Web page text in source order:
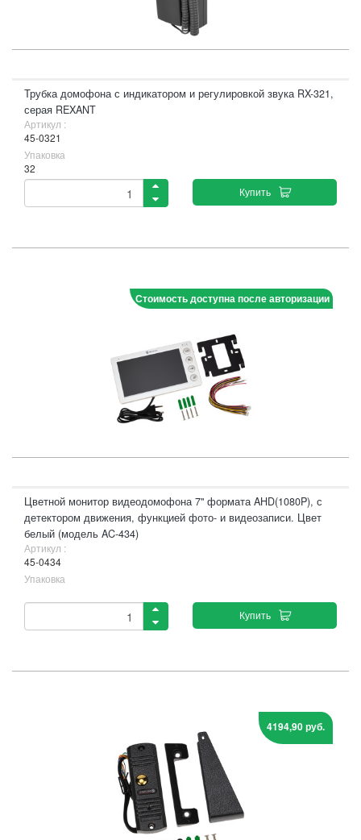
Трубка домофона с индикатором и регулировкой звука RX-321,
серая REXANT
Артикул :
45-0321
Упаковка
32
Купить
Стоимость доступна после авторизации
Цветной монитор видеодомофона 7" формата AHD(1080P), с
детектором движения, функцией фото- и видеозаписи. Цвет
белый (модель AC-434)
Артикул :
45-0434
Упаковка
Купить
4194,90 руб.